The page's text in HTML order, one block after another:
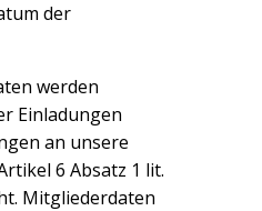
der
werden
Einladungen
an unsere
6 Absatz 1 lit.
Mitgliederdaten